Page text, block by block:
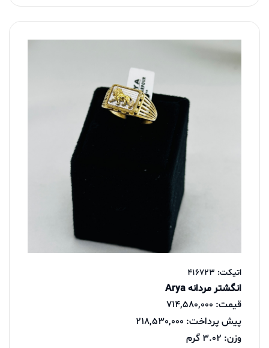
اتیکت: 416723
انگشتر مردانه Arya
قیمت: 714,580,000
پیش پرداخت: 218,530,000
وزن: 3.02 گرم